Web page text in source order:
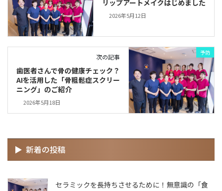
リップアートメイクはじめました
2026年5月12日
予防
次の記事
歯医者さんで骨の健康チェック？
AIを活用した「骨粗鬆症スクリー
ニング」のご紹介
2026年5月18日
新着の投稿
セラミックを長持ちさせるために！無意識の「食